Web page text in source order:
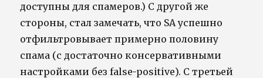
доступны для спамеров.) С другой же
стороны, стал замечать, что SA успешно
отфильтровывает примерно половину
спама (с достаточно консервативными
настройками без false-positive). С третьей